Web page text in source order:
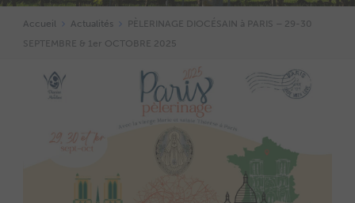
Accueil Actualités
PÈLERINAGE DIOCÉSAIN à PARIS – 29-30
SEPTEMBRE & 1er OCTOBRE 2025